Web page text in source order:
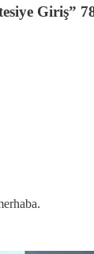
Giriş” 78.